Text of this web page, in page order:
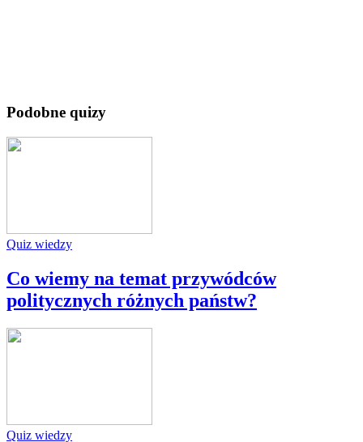
Podobne quizy
Quiz wiedzy
Co wiemy na temat przywódców
politycznych różnych państw?
Quiz wiedzy